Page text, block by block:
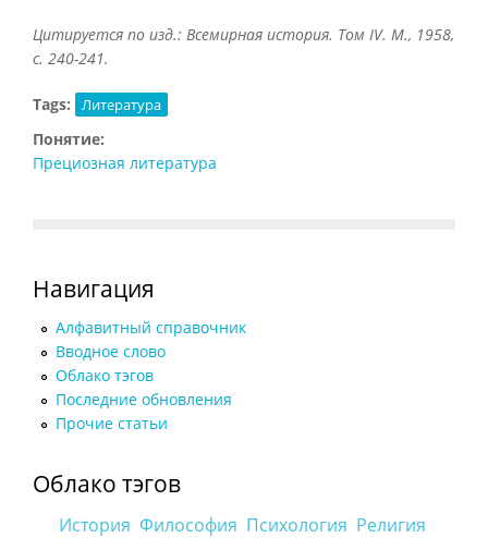
Цитируется по изд.: Всемирная история. Том IV. М., 1958,
с. 240-241.
Tags: Литература
Понятие:
Прециозная литература
Навигация
Алфавитный справочник
Вводное слово
Облако тэгов
Последние обновления
Прочие статьи
Облако тэгов
История Философия Психология Религия